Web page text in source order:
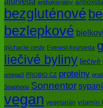
antibakteriálny
bezgluténové
bezlepkové
dýchacie cesty Everest Ayurveda
liečivé byliny liečivé
omega3 PROBIO CZ proteíny
Soaphoria Sonnentor
vegan vegetarián vitamín